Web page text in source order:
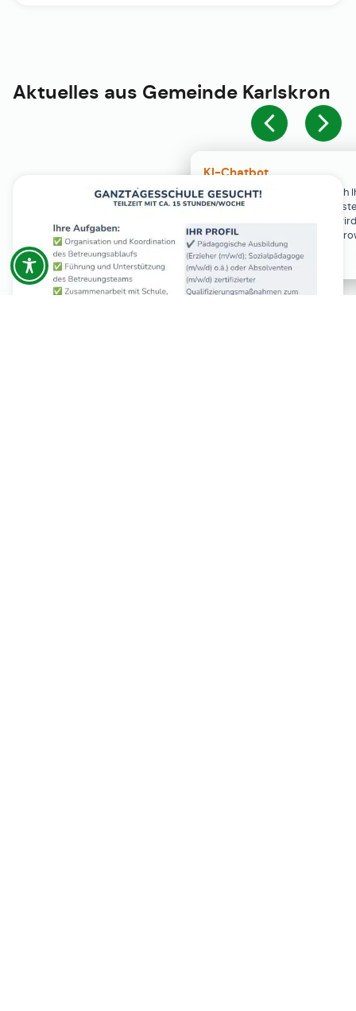
KI-Chatbot
Der KI-Chatbot steht erst nach
Einwilligung in den Cookie-
Verfügung. Der Chat-Verlauf
ausschließlich lokal in Ihrem
gespeichert.
Aktuelles aus Gemeinde Karlskron